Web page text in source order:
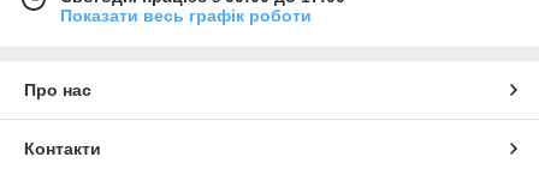
Показати весь графік роботи
Про нас
Контакти